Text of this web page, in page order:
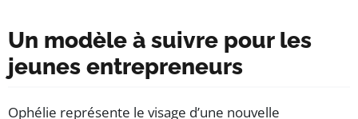
Un modèle à suivre pour les
jeunes entrepreneurs
Ophélie représente le visage d’une nouvelle